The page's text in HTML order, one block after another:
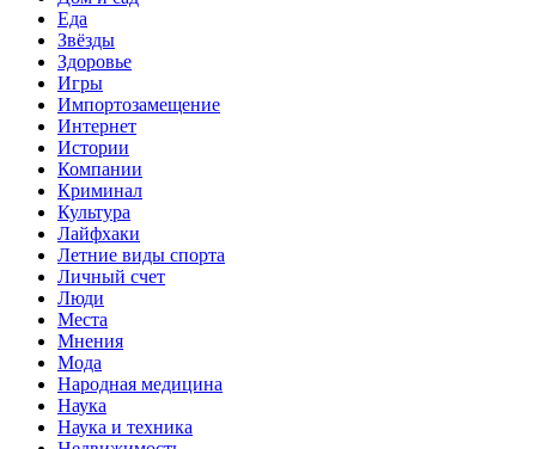
Еда
Звёзды
Здоровье
Игры
Импортозамещение
Интернет
Истории
Компании
Криминал
Культура
Лайфхаки
Летние виды спорта
Личный счет
Люди
Места
Мнения
Мода
Народная медицина
Наука
Наука и техника